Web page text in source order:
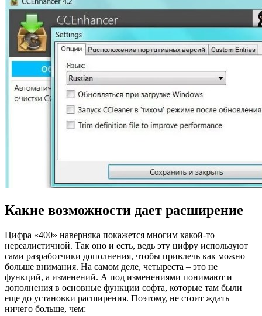
Какие возможности дает расширение
Цифра «400» наверняка покажется многим какой-то
нереалистичной. Так оно и есть, ведь эту цифру используют
сами разработчики дополнения, чтобы привлечь как можно
больше внимания. На самом деле, четыреста – это не
функций, а изменений. А под изменениями понимают и
дополнения в основные функции софта, которые там были
еще до установки расширения. Поэтому, не стоит ждать
ничего больше, чем: